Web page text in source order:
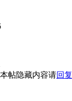
帖隐藏内容请回复